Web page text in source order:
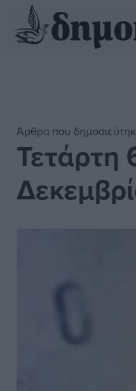
Άρθρα που
Τετάρτη